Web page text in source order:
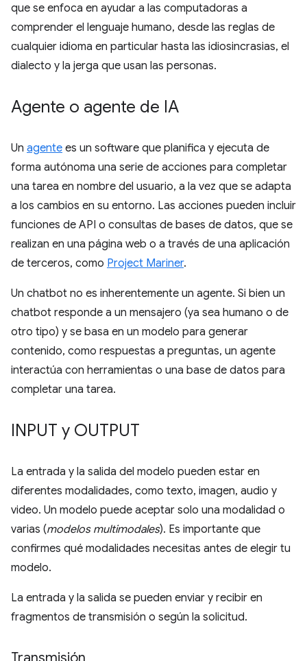
que se enfoca en ayudar a las computadoras a
comprender el lenguaje humano, desde las reglas de
cualquier idioma en particular hasta las idiosincrasias, el
dialecto y la jerga que usan las personas.
Agente o agente de IA
Un agente es un software que planifica y ejecuta de
forma autónoma una serie de acciones para completar
una tarea en nombre del usuario, a la vez que se adapta
a los cambios en su entorno. Las acciones pueden incluir
funciones de API o consultas de bases de datos, que se
realizan en una página web o a través de una aplicación
de terceros, como Project Mariner.
Un chatbot no es inherentemente un agente. Si bien un
chatbot responde a un mensajero (ya sea humano o de
otro tipo) y se basa en un modelo para generar
contenido, como respuestas a preguntas, un agente
interactúa con herramientas o una base de datos para
completar una tarea.
INPUT y OUTPUT
La entrada y la salida del modelo pueden estar en
diferentes modalidades, como texto, imagen, audio y
video. Un modelo puede aceptar solo una modalidad o
varias (modelos multimodales). Es importante que
confirmes qué modalidades necesitas antes de elegir tu
modelo.
La entrada y la salida se pueden enviar y recibir en
fragmentos de transmisión o según la solicitud.